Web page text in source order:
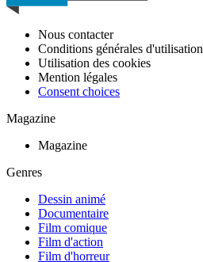
Nous contacter
Conditions générales d'utilisation
Utilisation des cookies
Mention légales
Consent choices
Magazine
Magazine
Genres
Dessin animé
Documentaire
Film comique
Film d'action
Film d'horreur